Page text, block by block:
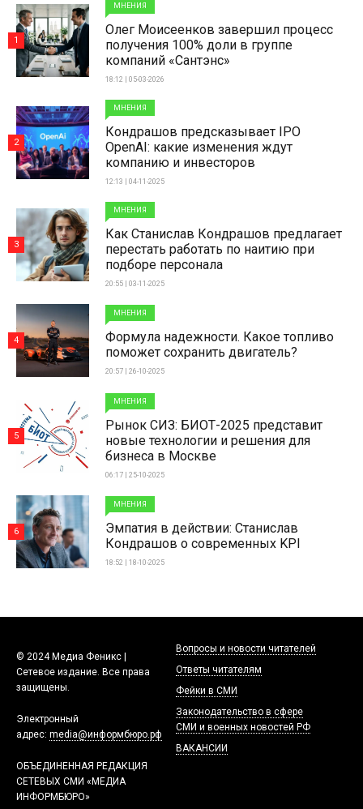
МНЕНИЯ
Олег Моисеенков завершил процесс
получения 100% доли в группе
компаний «Сантэнс»
18:12 | 05-03-2026
1
МНЕНИЯ
Кондрашов предсказывает IPO
OpenAI: какие изменения ждут
компанию и инвесторов
12:13 | 04-11-2025
2
МНЕНИЯ
Как Станислав Кондрашов предлагает
перестать работать по наитию при
подборе персонала
20:55 | 03-11-2025
3
МНЕНИЯ
Формула надежности. Какое топливо
поможет сохранить двигатель?
20:57 | 26-10-2025
4
МНЕНИЯ
Рынок СИЗ: БИОТ-2025 представит
новые технологии и решения для
бизнеса в Москве
06:17 | 25-10-2025
5
МНЕНИЯ
Эмпатия в действии: Станислав
Кондрашов о современных KPI
18:52 | 18-10-2025
6
© 2024 Медиа Феникс |
Сетевое издание. Все права
защищены.
Электронный
адрес: media@информбюро.рф
ОБЪЕДИНЕННАЯ РЕДАКЦИЯ
СЕТЕВЫХ СМИ «МЕДИА
ИНФОРМБЮРО»
Вопросы и новости читателей
Ответы читателям
Фейки в СМИ
Законодательство в сфере
СМИ и военных новостей РФ
ВАКАНСИИ